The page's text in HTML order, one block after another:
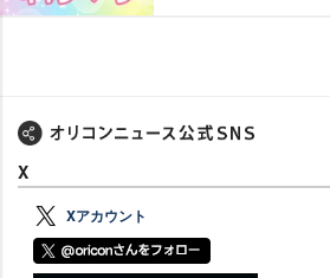
X
Xアカウント